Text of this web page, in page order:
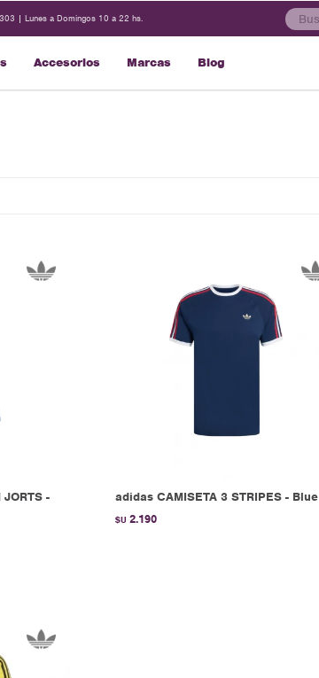
Accesorios Marcas Blog
| Lunes a Domingos 10 a 22 hs.
-
adidas CAMISETA 3 STRIPES - Blue
$U 2.190